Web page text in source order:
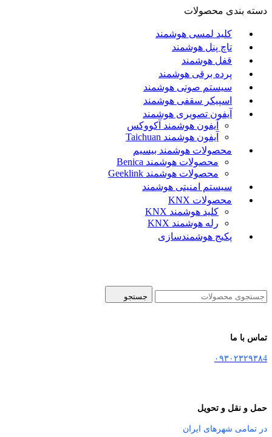
دسته بندی محصولات
کلید لمسی هوشمند
تاچ پنل هوشمند
قفل هوشمند
پرده برقی هوشمند
سیستم صوتی هوشمند
اسپیکر سقفی هوشمند
آیفون تصویری هوشمند
آيفون هوشمند آکووکس
آیفون هوشمند Taichuan
محصولات هوشمند بیسیم
محصولات هوشمند Benica
محصولات هوشمند Geeklink
سیستم امنیتی هوشمند
محصولات KNX
کلید هوشمند KNX
رله هوشمند KNX
پکیج هوشمندسازی
جستجو
تماس با ما
۰۹۳۰۲۳۲۹۳۸4
حمل و نقل و تحویل
در تمامی شهرهای ایران